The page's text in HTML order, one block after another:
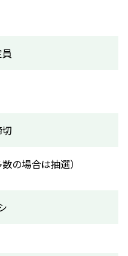
切
の場合は抽選）